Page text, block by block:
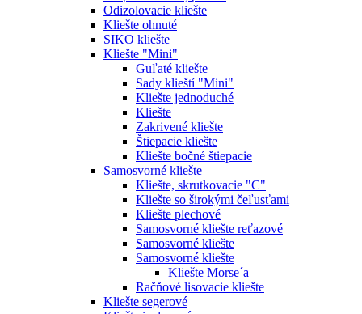
Odizolovacie kliešte
Kliešte ohnuté
SIKO kliešte
Kliešte "Mini"
Guľaté kliešte
Sady klieští "Mini"
Kliešte jednoduché
Kliešte
Zakrivené kliešte
Štiepacie kliešte
Kliešte bočné štiepacie
Samosvorné kliešte
Kliešte, skrutkovacie "C"
Kliešte so širokými čeľusťami
Kliešte plechové
Samosvorné kliešte reťazové
Samosvorné kliešte
Samosvorné kliešte
Kliešte Morse´a
Račňové lisovacie kliešte
Kliešte segerové